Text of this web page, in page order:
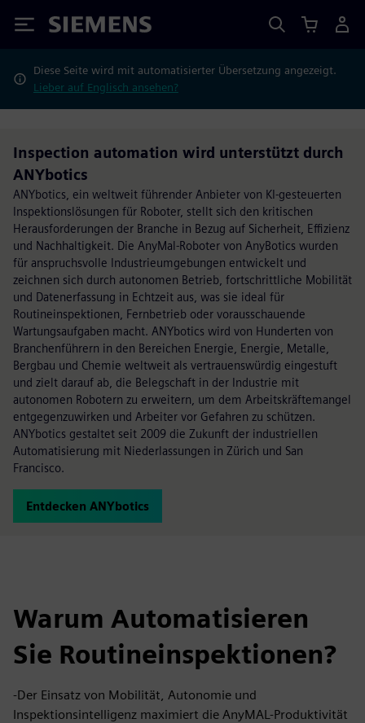
Siemens
Diese Seite wird mit automatisierter Übersetzung angezeigt.
Lieber auf Englisch ansehen?
Inspection automation wird unterstützt durch
ANYbotics
ANYbotics, ein weltweit führender Anbieter von KI-gesteuerten
Inspektionslösungen für Roboter, stellt sich den kritischen
Herausforderungen der Branche in Bezug auf Sicherheit, Effizienz
und Nachhaltigkeit. Die AnyMal-Roboter von AnyBotics wurden
für anspruchsvolle Industrieumgebungen entwickelt und
zeichnen sich durch autonomen Betrieb, fortschrittliche Mobilität
und Datenerfassung in Echtzeit aus, was sie ideal für
Routineinspektionen, Fernbetrieb oder vorausschauende
Wartungsaufgaben macht. ANYbotics wird von Hunderten von
Branchenführern in den Bereichen Energie, Energie, Metalle,
Bergbau und Chemie weltweit als vertrauenswürdig eingestuft
und zielt darauf ab, die Belegschaft in der Industrie mit
autonomen Robotern zu erweitern, um dem Arbeitskräftemangel
entgegenzuwirken und Arbeiter vor Gefahren zu schützen.
ANYbotics gestaltet seit 2009 die Zukunft der industriellen
Automatisierung mit Niederlassungen in Zürich und San
Francisco.
Entdecken ANYbotics
Warum Automatisieren
Sie Routineinspektionen?
-Der Einsatz von Mobilität, Autonomie und
Inspektionsintelligenz maximiert die AnyMAL-Produktivität